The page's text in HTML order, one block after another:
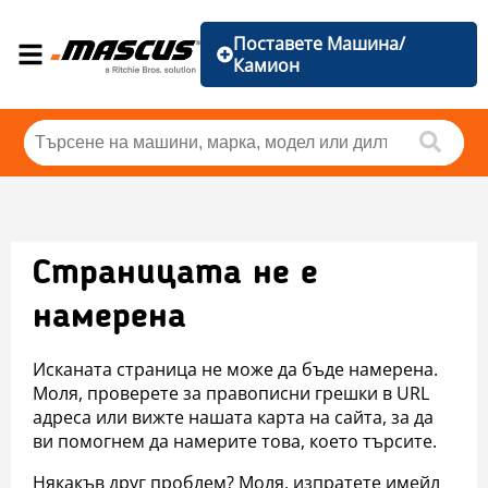
Поставете Машина/
Камион
Страницата не е
намерена
Исканата страница не може да бъде намерена.
Моля, проверете за правописни грешки в URL
адреса или вижте нашата карта на сайта, за да
ви помогнем да намерите това, което търсите.
Някакъв друг проблем? Моля, изпратете имейл